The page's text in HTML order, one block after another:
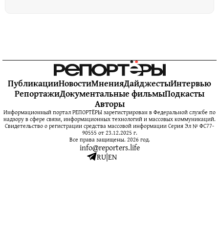
ПубликацииНовостиМненияДайджестыИнтервью
РепортажиДокументальные фильмыПодкасты
Авторы
Информационный портал РЕПОРТЁРЫ зарегистрирован в Федеральной службе по
надзору в сфере связи, информационных технологий и массовых коммуникаций.
Свидетельство о регистрации средства массовой информации Серия Эл № ФС77-
90555 от 23.12.2025 г.
Все права защищены. 2026 год.
info@reporters.life
RU|EN